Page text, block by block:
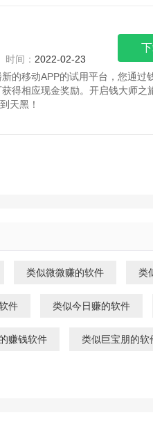
时间： 2022-02-23
的移动APP的试用平台，您通过
得相应现金奖励。开启钱大师之
天黑！
类似微微赚的软件 类
件 类似今日赚的软件
赚钱软件 类似巨宝朋的软